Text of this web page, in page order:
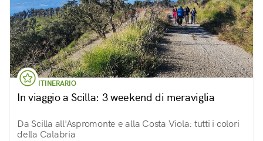
ITINERARIO
In viaggio a Scilla: 3 weekend di meraviglia
Da Scilla all'Aspromonte e alla Costa Viola: tutti i colori
della Calabria